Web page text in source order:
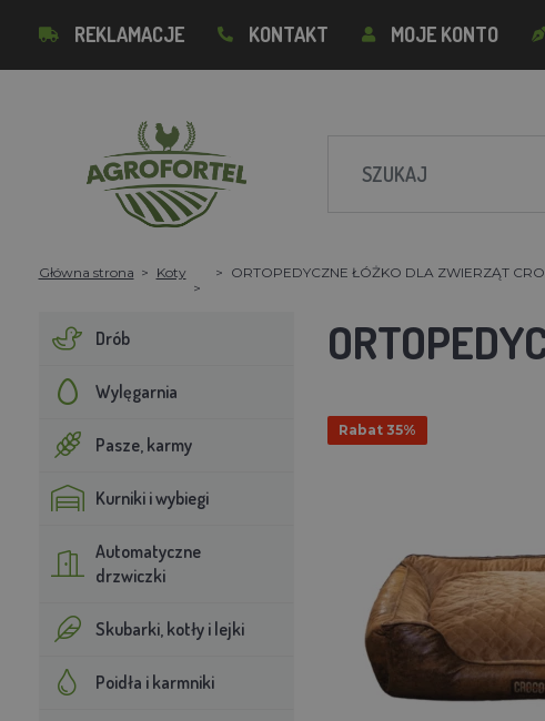
REKLAMACJE KONTAKT MOJE KONTO
Główna strona Koty ORTOPEDYCZNE ŁÓŻKO DLA ZWIERZĄT
Drób
Wylęgarnia
Pasze, karmy
Kurniki i wybiegi
Automatyczne
drzwiczki
Skubarki, kotły i lejki
Poidła i karmniki
Rabat 35%